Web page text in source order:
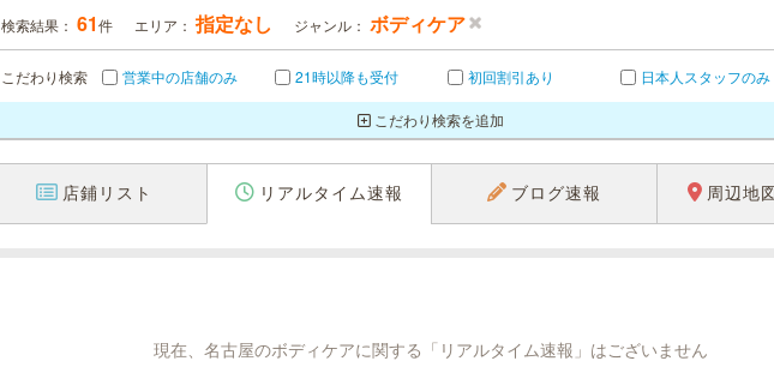
検索結果： 61件 エリア： 指定なし ジャンル： ボディケア
こだわり検索 営業中の店舗のみ 21時以降も受付 初回割引あり 日本人スタッフのみ
こだわり検索を追加
店鋪リスト リアルタイム速報 ブログ速報 周辺地
現在、名古屋のボディケアに関する「リアルタイム速報」はございません